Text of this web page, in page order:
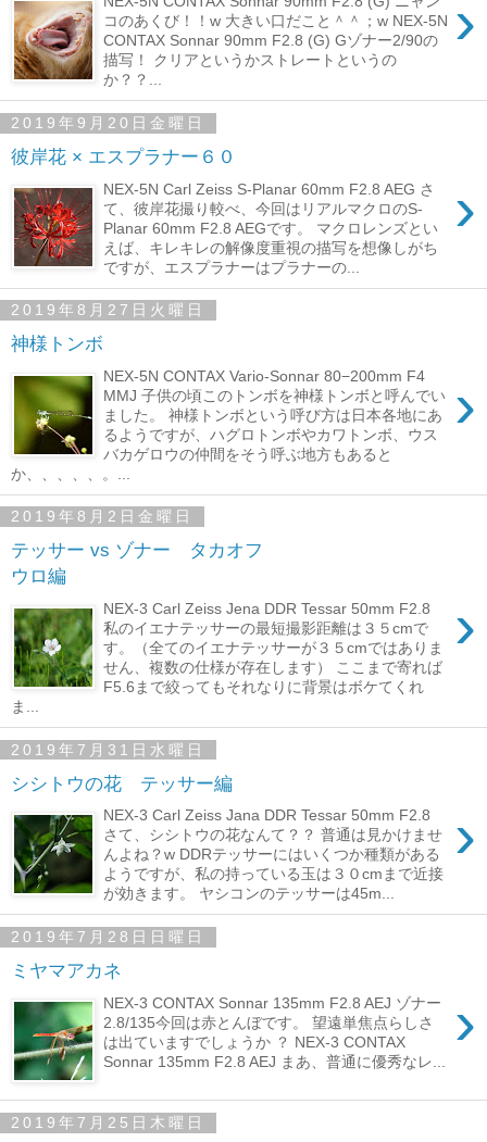
›
コのあくび！！w 大きい口だこと＾＾；w NEX-5N
CONTAX Sonnar 90mm F2.8 (G) Gゾナー2/90の
描写！ クリアというかストレートというの
か？？...
2019年9月20日金曜日
彼岸花 × エスプラナー６０
›
NEX-5N Carl Zeiss S-Planar 60mm F2.8 AEG さ
て、彼岸花撮り較べ、今回はリアルマクロのS-
Planar 60mm F2.8 AEGです。 マクロレンズとい
えば、キレキレの解像度重視の描写を想像しがち
ですが、エスプラナーはプラナーの...
2019年8月27日火曜日
神様トンボ
›
NEX-5N CONTAX Vario-Sonnar 80−200mm F4
MMJ 子供の頃このトンボを神様トンボと呼んでい
ました。 神様トンボという呼び方は日本各地にあ
るようですが、ハグロトンボやカワトンボ、ウス
バカゲロウの仲間をそう呼ぶ地方もあると
か、、、、、。...
2019年8月2日金曜日
テッサー vs ゾナー タカオフ
ウロ編
›
NEX-3 Carl Zeiss Jena DDR Tessar 50mm F2.8
私のイエナテッサーの最短撮影距離は３５cmで
す。（全てのイエナテッサーが３５cmではありま
せん、複数の仕様が存在します） ここまで寄れば
F5.6まで絞ってもそれなりに背景はボケてくれ
ま...
2019年7月31日水曜日
シシトウの花 テッサー編
›
NEX-3 Carl Zeiss Jana DDR Tessar 50mm F2.8
さて、シシトウの花なんて？？ 普通は見かけませ
んよね？w DDRテッサーにはいくつか種類がある
ようですが、私の持っている玉は３０cmまで近接
が効きます。 ヤシコンのテッサーは45m...
2019年7月28日日曜日
ミヤマアカネ
›
NEX-3 CONTAX Sonnar 135mm F2.8 AEJ ゾナー
2.8/135今回は赤とんぼです。 望遠単焦点らしさ
は出ていますでしょうか ？ NEX-3 CONTAX
Sonnar 135mm F2.8 AEJ まあ、普通に優秀なレ...
2019年7月25日木曜日